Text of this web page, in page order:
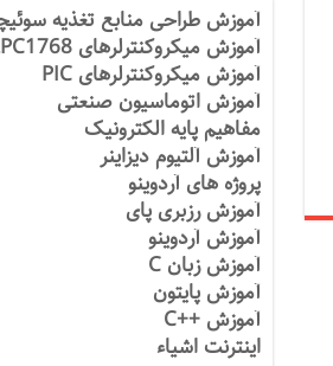
آموزش طراحی منابع تغذیه
آموزش میکروکنترلرهای LPC1768
آموزش میکروکنترلرهای PIC
آموزش اتوماسیون صنعتی
مفاهیم پایه الکترونیک
آموزش آلتیوم دیزاینر
پروژه های آردوینو
آموزش رزبری پای
آموزش آردوینو
آموزش زبان C
آموزش پایتون
آموزش ++C
اینترنت اشیاء